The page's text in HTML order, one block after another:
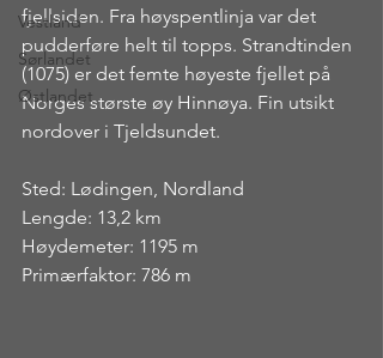
Vestland
Sørlandet
Østlandet
fjellsiden. Fra høyspentlinja var det
pudderføre helt til topps. Strandtinden
(1075) er det femte høyeste fjellet på
Norges største øy Hinnøya. Fin utsikt
nordover i Tjeldsundet.
Sted: Lødingen, Nordland
Lengde: 13,2 km
Høydemeter: 1195 m
Primærfaktor: 786 m